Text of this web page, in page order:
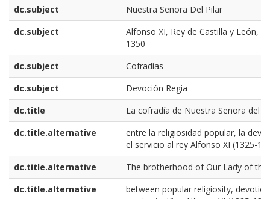
dc.subject
Nuestra Señora Del Pilar
dc.subject
Alfonso XI, Rey de Castilla y León,
1350
dc.subject
Cofradías
dc.subject
Devoción Regia
dc.title
La cofradía de Nuestra Señora del
dc.title.alternative
entre la religiosidad popular, la
el servicio al rey Alfonso XI (1325-
dc.title.alternative
The brotherhood of Our Lady of the
dc.title.alternative
between popular religiosity,